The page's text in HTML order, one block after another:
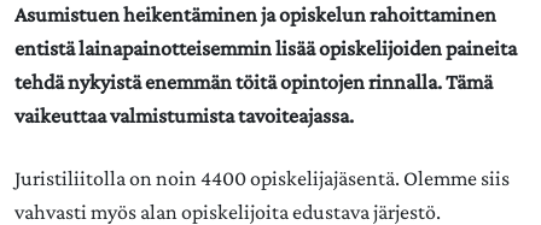
Asumistuen heikentäminen ja opiskelun rahoittaminen
entistä lainapainotteisemmin lisää opiskelijoiden paineita
tehdä nykyistä enemmän töitä opintojen rinnalla. Tämä
vaikeuttaa valmistumista tavoiteajassa.
Juristiliitolla on noin 4400 opiskelijajäsentä. Olemme siis
vahvasti myös alan opiskelijoita edustava järjestö.